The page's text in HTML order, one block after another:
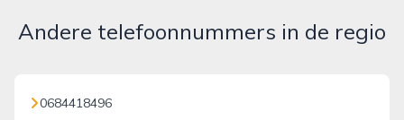
Andere telefoonnummers in de regio
0684418496